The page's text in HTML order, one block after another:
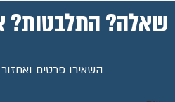
שאלה? התלבטות?
השאירו פרטים